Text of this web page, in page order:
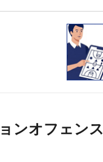
ンオフェンス